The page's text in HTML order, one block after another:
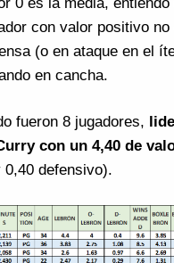
con valor positivo no
(o en ataque en el
en cancha.
fueron 8 jugadores,
con un 4,40 de
defensivo).